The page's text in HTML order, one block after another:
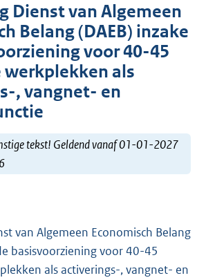
Dienst van Algemeen
Belang (DAEB) inzake
voor 40-45
als
, vangnet- en
tekst! Geldend vanaf 01-01-2027
van Algemeen Economisch Belang
basisvoorziening voor 40-45
als activerings-, vangnet- en